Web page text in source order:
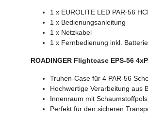
1 x EUROLITE LED PAR-56
1 x Bedienungsanleitung
1 x Netzkabel
1 x Fernbedienung inkl. Batterie
ROADINGER Flightcase EPS-56
Truhen-Case für 4 PAR-56
Hochwertige Verarbeitung aus
Innenraum mit
Perfekt für den sicheren